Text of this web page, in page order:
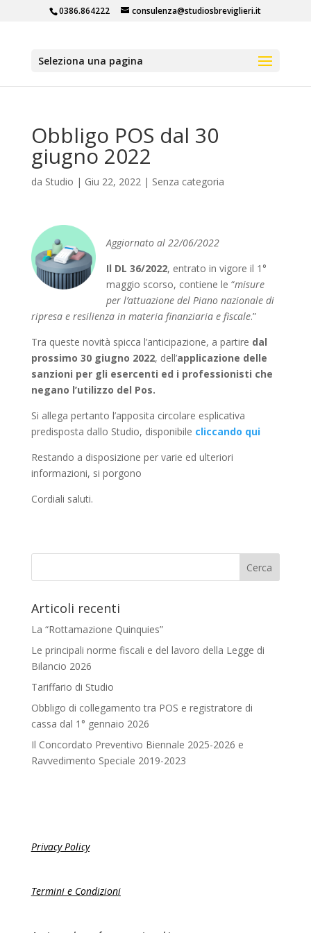
0386.864222 consulenza@studiosbreviglieri.it
Seleziona una pagina
Obbligo POS dal 30
giugno 2022
da Studio | Giu 22, 2022| Senza categoria
Aggiornato al 22/06/2022
Il DL 36/2022, entrato in vigore il 1°
maggio scorso, contiene le “misure
per l’attuazione del Piano nazionale di
ripresa e resilienza in materia finanziaria e fiscale.”
Tra queste novità spicca l’anticipazione, a partire dal
prossimo 30 giugno 2022, dell’applicazione delle
sanzioni per gli esercenti ed i professionisti che
negano l’utilizzo del Pos.
Si allega pertanto l’apposita circolare esplicativa
predisposta dallo Studio, disponibile cliccando qui
Restando a disposizione per varie ed ulteriori
informazioni, si porgono
Cordiali saluti.
Articoli recenti
La “Rottamazione Quinquies”
Le principali norme fiscali e del lavoro della Legge di
Bilancio 2026
Tariffario di Studio
Obbligo di collegamento tra POS e registratore di
cassa dal 1° gennaio 2026
Il Concordato Preventivo Biennale 2025-2026 e
Ravvedimento Speciale 2019-2023
Privacy Policy
Termini e Condizioni